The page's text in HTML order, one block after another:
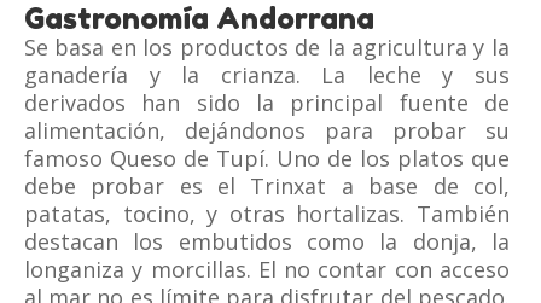
Gastronomía Andorrana
Se basa en los productos de la agricultura y la
ganadería y la crianza. La leche y sus
derivados han sido la principal fuente de
alimentación, dejándonos para probar su
famoso Queso de Tupí. Uno de los platos que
debe probar es el Trinxat a base de col,
patatas, tocino, y otras hortalizas. También
destacan los embutidos como la donja, la
longaniza y morcillas. El no contar con acceso
al mar no es límite para disfrutar del pescado.